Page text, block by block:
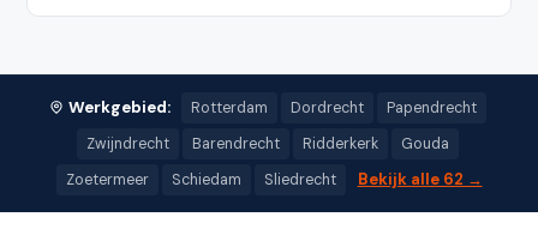
Werkgebied: Rotterdam Dordrecht
Papendrecht
Zwijndrecht
Barendrecht Ridderkerk
Gouda
Zoetermeer
Schiedam Sliedrecht Bekijk alle 62 →